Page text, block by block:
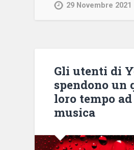
29 Novembre 2021
Gli utenti di
spendono un
loro tempo
musica